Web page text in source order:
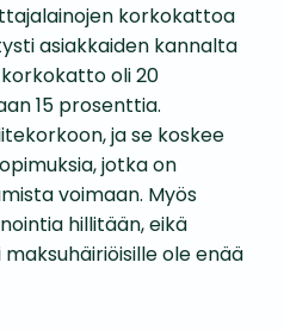
korkokattoa
asiakkaiden kannalta
oli 20
15 prosenttia.
ja se koskee
jotka on
voimaan. Myös
hillitään, eikä
ole enää